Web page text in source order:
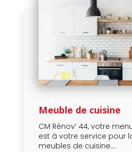
Meuble de cuisine
CM Rénov’ 44, votre
est à votre service pour
meubles de cuisine....